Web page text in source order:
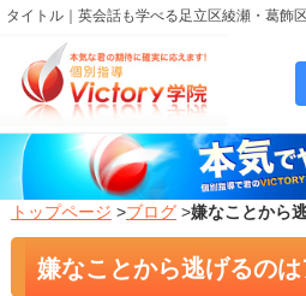
タイトル｜英会話も学べる足立区綾瀬・葛飾
トップページ >ブログ>嫌なことから
嫌なことから逃げるの